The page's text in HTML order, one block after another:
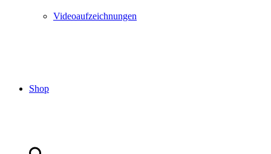
Videoaufzeichnungen
Shop